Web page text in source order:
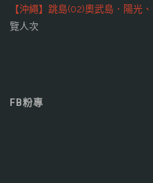
【沖繩】跳島(02)奧武島．陽光
覽人次
FB粉專